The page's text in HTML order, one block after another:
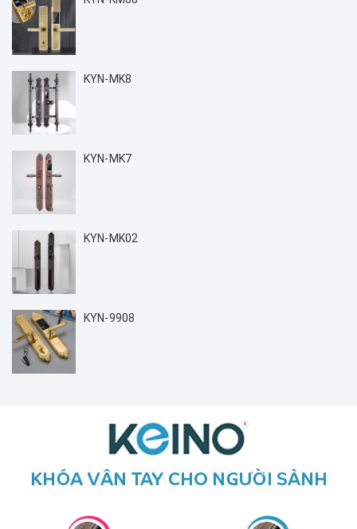
KYN-MK8
KYN-MK7
KYN-MK02
KYN-9908